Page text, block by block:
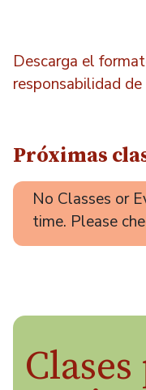
Descarga el
responsabilidad
Próximas
No Classes or
time. Please